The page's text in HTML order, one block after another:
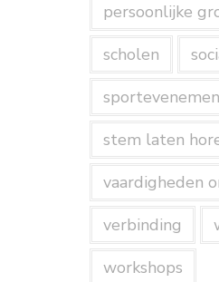
persoonlijke
scholen
stem laten
vaardigheden
verbinding
workshops